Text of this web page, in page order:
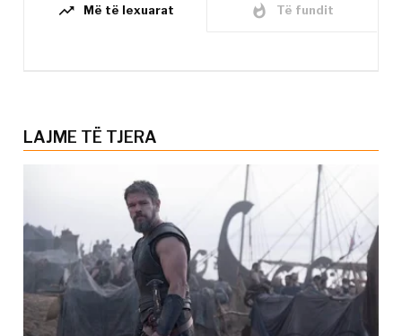
trending_up Më të lexuarat whatshot Të fundit
LAJME TË TJERA